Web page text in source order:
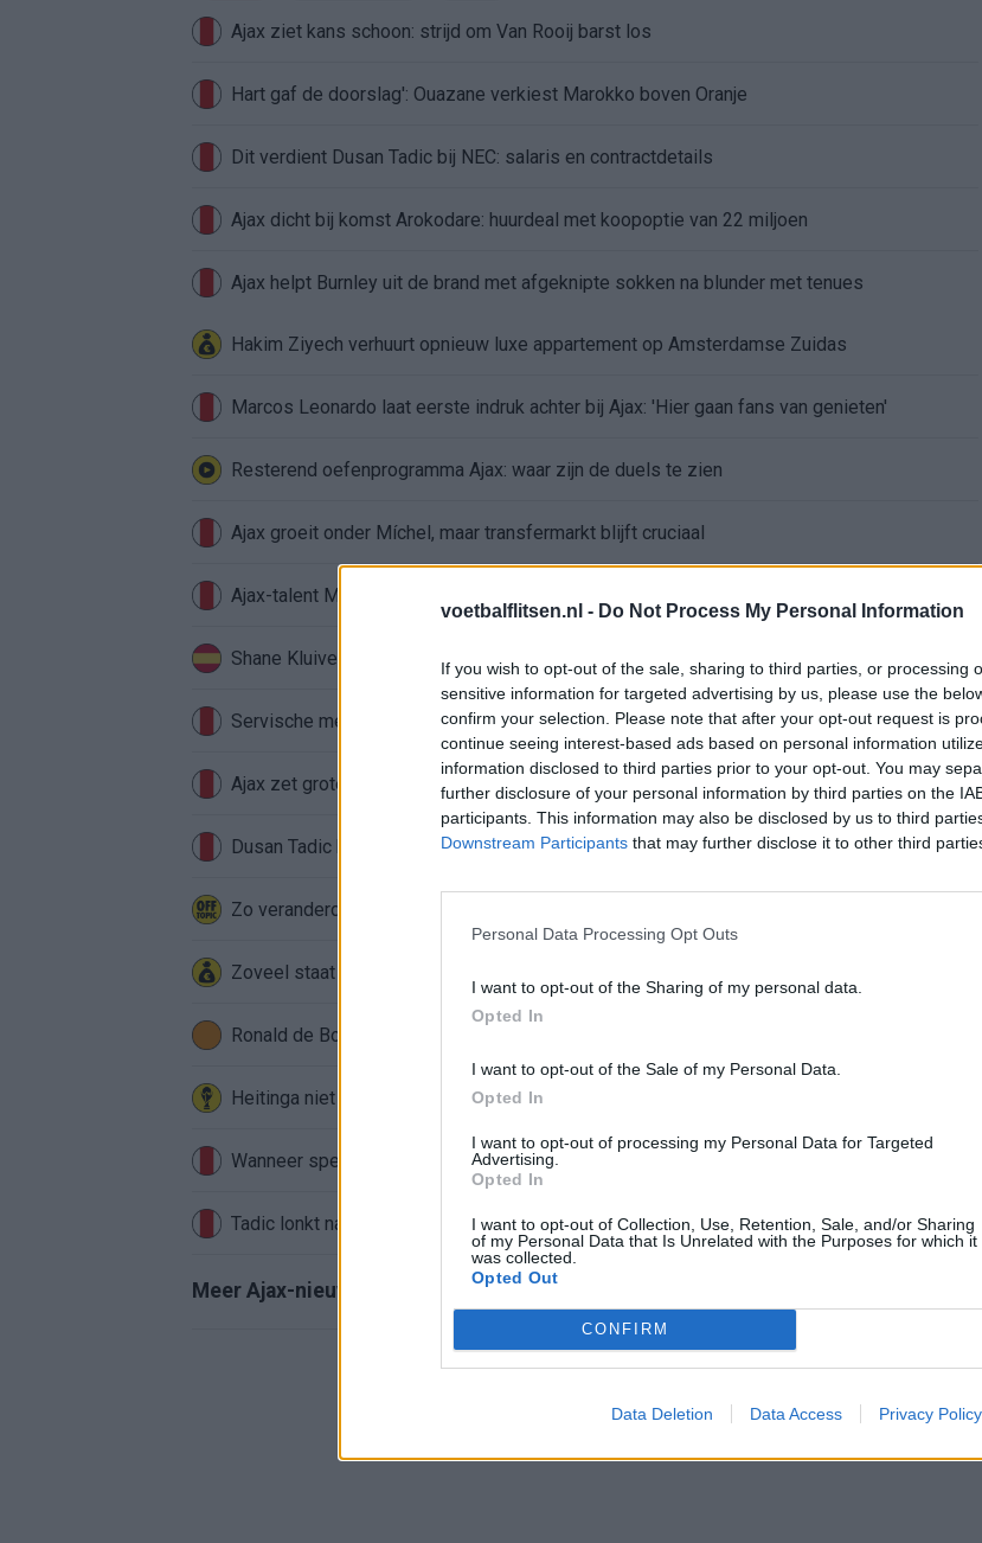
voetbalflitsen.nl - Do Not Process My Personal Information
If you wish to opt-out of the sale, sharing to third parties, or processing
sensitive information for targeted advertising by us, please use the
confirm your selection. Please note that after your opt-out request is
continue seeing interest-based ads based on personal information
information disclosed to third parties prior to your opt-out. You may
further disclosure of your personal information by third parties on the
participants. This information may also be disclosed by us to third
Downstream Participants that may further disclose it to other third
Personal Data Processing Opt Outs
I want to opt-out of the Sharing of my personal data.
Opted In
I want to opt-out of the Sale of my Personal Data.
Opted In
I want to opt-out of processing my Personal Data for Targeted
Advertising.
Opted In
I want to opt-out of Collection, Use, Retention, Sale, and/or Sharing
of my Personal Data that Is Unrelated with the Purposes for which it
was collected.
Opted Out
CONFIRM
Data Deletion Data Access Privacy Policy
Ajax ziet kans schoon: strijd om Van Rooij barst los
Hart gaf de doorslag': Ouazane verkiest Marokko boven Oranje
Dit verdient Dusan Tadic bij NEC: salaris en contractdetails
Ajax dicht bij komst Arokodare: huurdeal met koopoptie van 22 miljoen
Ajax helpt Burnley uit de brand met afgeknipte sokken na blunder met tenues
Hakim Ziyech verhuurt opnieuw luxe appartement op Amsterdamse Zuidas
Marcos Leonardo laat eerste indruk achter bij Ajax: 'Hier gaan fans van genieten'
Resterend oefenprogramma Ajax: waar zijn de duels te zien
Ajax groeit onder Míchel, maar transfermarkt blijft cruciaal
Ajax-talent Mohamed Abdalla schrijft Europese geschiedenis
Shane Kluivert krijgt kans van Flick en begint in de basis bij FC Barcelona
Servische media vergelijken Ajax-talent Abdellah Ouazane met Lionel Messi
Ajax zet grote stap richting volgende ronde na ruime zege op Vojvodina
Dusan Tadic kijkt met bijzondere gevoelens naar Ajax - Vojvodina
Zo veranderde de relatie tussen Rafael van der Vaart en Sylvie Meis door de jaren heen
Zoveel staat er financieel op het spel voor Ajax en FC Twente in Europa
Ronald de Boer noemt Reiziger als bondscoach: "Kampioen met Jong Ajax"
Heitinga niet langer alleen: Argentijn schrijft geschiedenis met rode kaart in WK-finale
Wanneer speelt Ajax in de Conference League? Dit zijn de belangrijke data
Tadic lonkt naar verrassende Eredivisie-terugkeer: NEC onderzoekt komst van Ajax-icoon
Meer Ajax-nieuws